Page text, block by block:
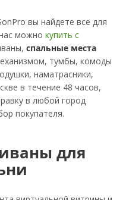
вы найдете все для
можно купить с
спальные места
тумбы, комоды
наматрасники,
в течение 48 часов,
в любой город
покупателя.
для